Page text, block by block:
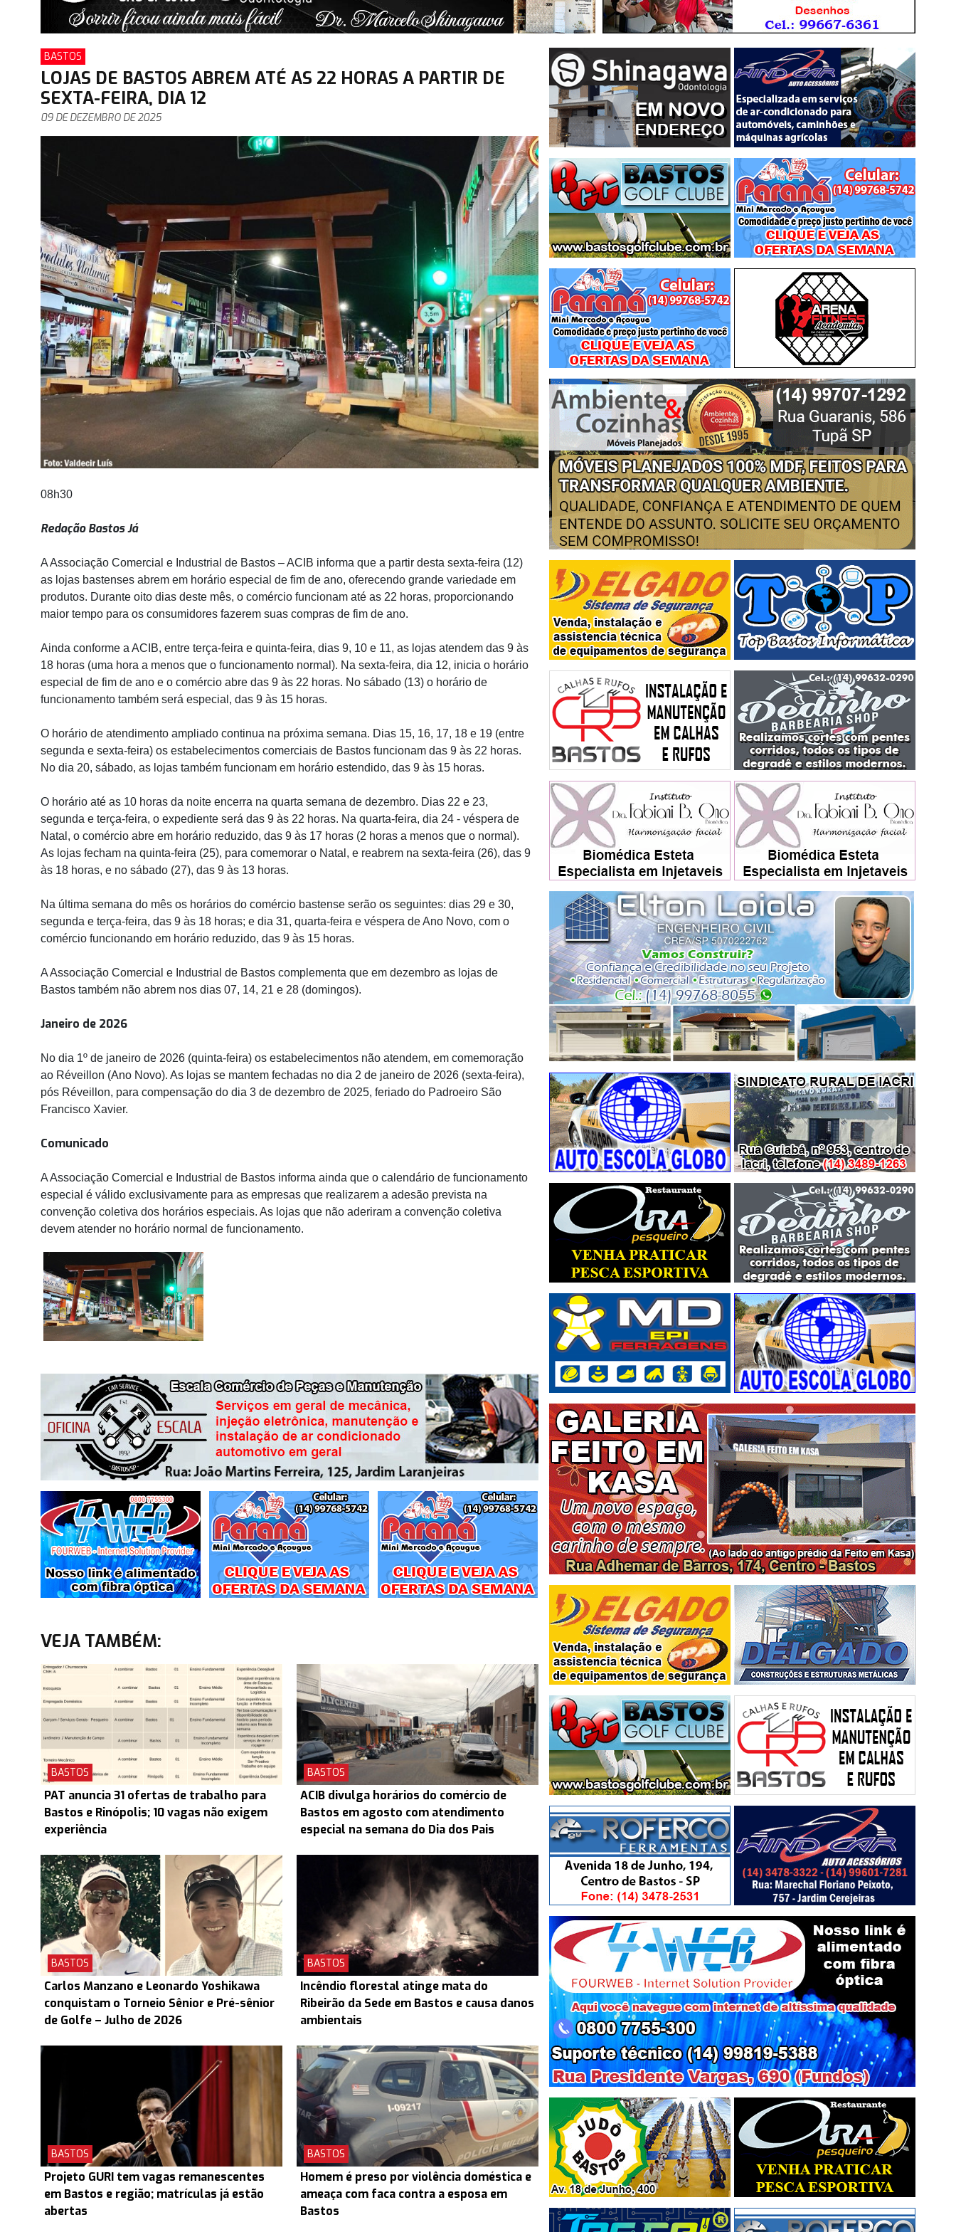
BASTOS
LOJAS DE BASTOS ABREM ATÉ AS 22 HORAS A PARTIR DE
SEXTA-FEIRA, DIA 12
09 DE DEZEMBRO DE 2025
08h30
Redação Bastos Já
A Associação Comercial e Industrial de Bastos – ACIB informa que a partir desta sexta-feira (12)
as lojas bastenses abrem em horário especial de fim de ano, oferecendo grande variedade em
produtos. Durante oito dias deste mês, o comércio funcionam até as 22 horas, proporcionando
maior tempo para os consumidores fazerem suas compras de fim de ano.
Ainda conforme a ACIB, entre terça-feira e quinta-feira, dias 9, 10 e 11, as lojas atendem das 9 às
18 horas (uma hora a menos que o funcionamento normal). Na sexta-feira, dia 12, inicia o horário
especial de fim de ano e o comércio abre das 9 às 22 horas. No sábado (13) o horário de
funcionamento também será especial, das 9 às 15 horas.
O horário de atendimento ampliado continua na próxima semana. Dias 15, 16, 17, 18 e 19 (entre
segunda e sexta-feira) os estabelecimentos comerciais de Bastos funcionam das 9 às 22 horas.
No dia 20, sábado, as lojas também funcionam em horário estendido, das 9 às 15 horas.
O horário até as 10 horas da noite encerra na quarta semana de dezembro. Dias 22 e 23,
segunda e terça-feira, o expediente será das 9 às 22 horas. Na quarta-feira, dia 24 - véspera de
Natal, o comércio abre em horário reduzido, das 9 às 17 horas (2 horas a menos que o normal).
As lojas fecham na quinta-feira (25), para comemorar o Natal, e reabrem na sexta-feira (26), das 9
às 18 horas, e no sábado (27), das 9 às 13 horas.
Na última semana do mês os horários do comércio bastense serão os seguintes: dias 29 e 30,
segunda e terça-feira, das 9 às 18 horas; e dia 31, quarta-feira e véspera de Ano Novo, com o
comércio funcionando em horário reduzido, das 9 às 15 horas.
A Associação Comercial e Industrial de Bastos complementa que em dezembro as lojas de
Bastos também não abrem nos dias 07, 14, 21 e 28 (domingos).
Janeiro de 2026
No dia 1º de janeiro de 2026 (quinta-feira) os estabelecimentos não atendem, em comemoração
ao Réveillon (Ano Novo). As lojas se mantem fechadas no dia 2 de janeiro de 2026 (sexta-feira),
pós Réveillon, para compensação do dia 3 de dezembro de 2025, feriado do Padroeiro São
Francisco Xavier.
Comunicado
A Associação Comercial e Industrial de Bastos informa ainda que o calendário de funcionamento
especial é válido exclusivamente para as empresas que realizarem a adesão prevista na
convenção coletiva dos horários especiais. As lojas que não aderiram a convenção coletiva
devem atender no horário normal de funcionamento.
VEJA TAMBÉM:
BASTOS
PAT anuncia 31 ofertas de trabalho para
Bastos e Rinópolis; 10 vagas não exigem
experiência
BASTOS
ACIB divulga horários do comércio de
Bastos em agosto com atendimento
especial na semana do Dia dos Pais
BASTOS
Carlos Manzano e Leonardo Yoshikawa
conquistam o Torneio Sênior e Pré-sênior
de Golfe – Julho de 2026
BASTOS
Incêndio florestal atinge mata do
Ribeirão da Sede em Bastos e causa danos
ambientais
BASTOS
Projeto GURI tem vagas remanescentes
em Bastos e região; matrículas já estão
abertas
BASTOS
Homem é preso por violência doméstica e
ameaça com faca contra a esposa em
Bastos